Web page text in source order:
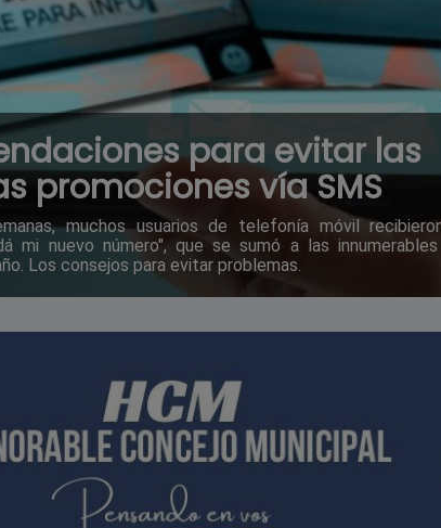
para evitar las
promociones vía SMS
muchos usuarios de telefonía móvil
mi nuevo número", que se sumó a las
Los consejos para evitar problemas.